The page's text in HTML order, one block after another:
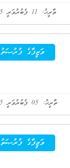
ތާރީޚު: 11 ފެބުރުވަރީ 2015
ވަޒީފާގެ ފުރުޞަތު
ތާރީޚު: 05 ފެބުރުވަރީ 2015
ވަޒީފާގެ ފުރުޞަތު